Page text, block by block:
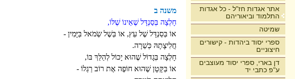
אתר אגדות חז"ל - כל אגדות
התלמוד וביאוריהם
שמיטה
ספרי יסוד ביהדות - קישורים
חיצוניים
דן בארי, ספרי יסוד מעוצבים
ע"פ כתבי יד
משנה ב
חָלְצָה בְּסַנְדָּל שֶׁאֵינוֹ שֶׁלּוֹ,
אוֹ בְּסַנְדָּל שֶׁל עֵץ, אוֹ בְּשֶׁל שְֹמֹאל בַּיָּמִין -
חֲלִיצָתָהּ כְּשֵׁרָה.
חָלְצָה בְּגָדוֹל שֶׁהוּא יָכוֹל לְהַלֵּךְ בּוֹ,
אוֹ בַּקָּטָן שֶׁהוּא חוֹפֶה אֶת רוֹב רַגְלוֹ -